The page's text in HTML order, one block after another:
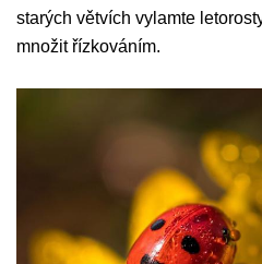
starých větvích vylamte
množit řízkováním.